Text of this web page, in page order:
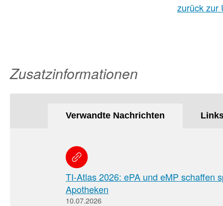
zurück zur
Zusatzinformationen
Verwandte Nachrichten
TI-Atlas 2026: ePA und eMP schaffen
Apotheken
10.07.2026